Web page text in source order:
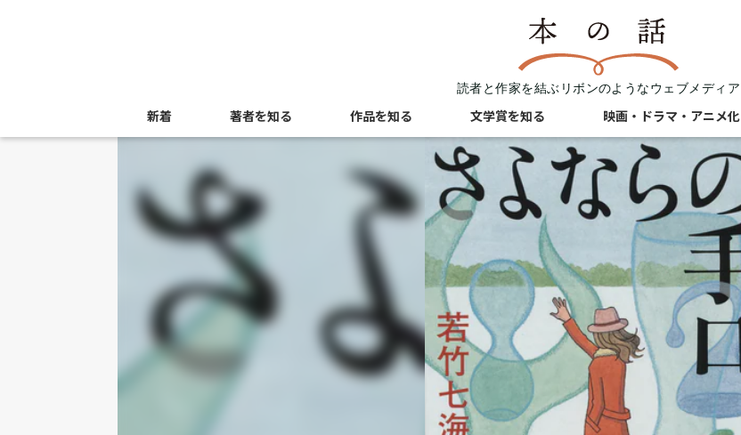
読者と作家を結ぶリボンのようなウェブメディア
新着 著者を知る 作品を知る 文学賞を知る 映画・ドラマ・アニメ化